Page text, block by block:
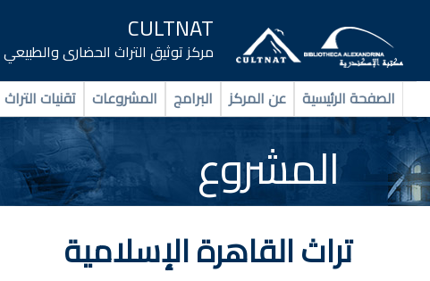
CULTNAT
مركز توثيق التراث الحضارى والطبيعي
الصفحة الرئيسية عن المركز البرامج المشروعات تقنيات التراث
المشروع
تراث القاهرة الإسلامية